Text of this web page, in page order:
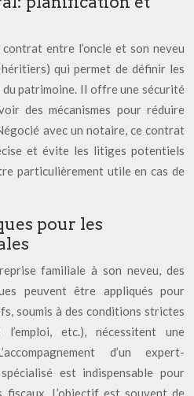
entre l’oncle et son neveu
qui permet de définir les
patrimoine. Il offre une sécurité
des mécanismes pour réduire
avec un notaire, ce contrat
et évite les litiges potentiels
particulièrement utile en cas de
pour les
familiale à son neveu, des
peuvent être appliqués pour
soumis à des conditions strictes
etc.), nécessitent une
d’un expert-
est indispensable pour
fiscaux. L’objectif est souvent de